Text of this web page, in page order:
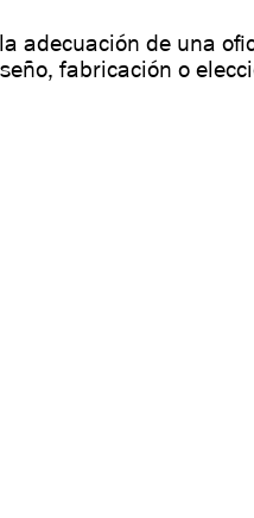
adecuación de una
fabricación o